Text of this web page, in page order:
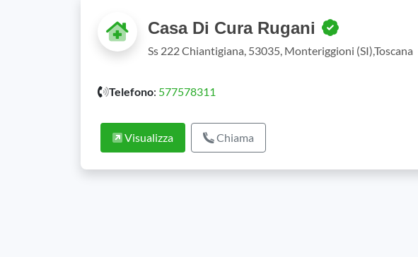
Casa Di Cura Rugani
Ss 222 Chiantigiana, 53035, Monteriggioni (SI),Toscana
Telefono: 577578311
Visualizza Chiama